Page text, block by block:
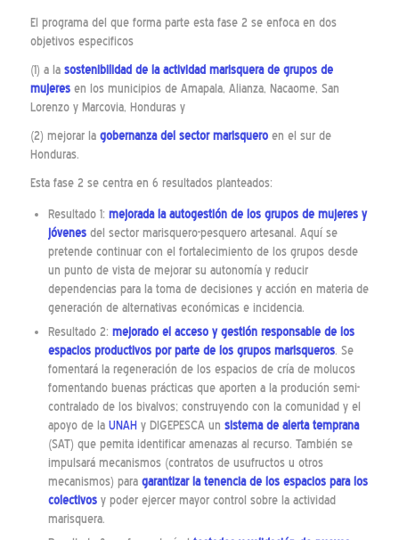
El programa del que forma parte esta fase 2 se enfoca en dos
objetivos especificos
(1) a la sostenibilidad de la actividad marisquera de grupos de
mujeresen los municipios de Amapala, Alianza, Nacaome, San
Lorenzo y Marcovia, Honduras y
(2) mejorar la gobernanza del sector marisqueroen el sur de
Honduras.
Esta fase 2 se centra en 6 resultados planteados:
Resultado 1: mejorada la autogestión de los grupos de mujeres y
jóvenesdel sector marisquero-pesquero artesanal. Aquí se
pretende continuar con el fortalecimiento de los grupos desde
un punto de vista de mejorar su autonomía y reducir
dependencias para la toma de decisiones y acción en materia de
generación de alternativas económicas e incidencia.
Resultado 2: mejorado el acceso y gestión responsable de los
espacios productivos por parte de los grupos marisqueros. Se
fomentará la regeneración de los espacios de cría de molucos
fomentando buenas prácticas que aporten a la produción semi-
contralado de los bivalvos; construyendo con la comunidad y el
apoyo de la UNAH y DIGEPESCA un sistema de alerta temprana
(SAT) que pemita identificar amenazas al recurso. También se
impulsará mecanismos (contratos de usufructos u otros
mecanismos) para garantizar la tenencia de los espacios para los
colectivosy poder ejercer mayor control sobre la actividad
marisquera.